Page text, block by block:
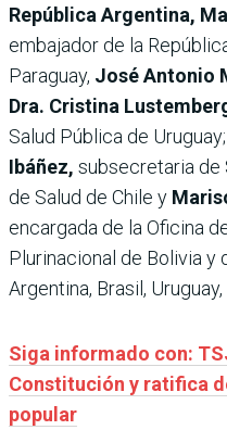
República Argentina,
embajador de la
Paraguay, José Antonio
Dra. Cristina
Salud Pública de Uruguay;
Ibáñez, subsecretaria de
de Salud de Chile y
encargada de la Oficina
Plurinacional de Bolivia
Argentina, Brasil, Uruguay,
Siga informado con:
Constitución y ratifica
popular